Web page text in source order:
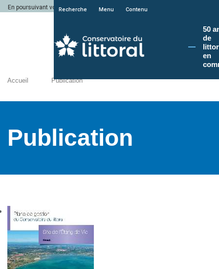
En poursuivant votre navigation sur le site du Conservatoire du littoral, vous
Recherche Menu Contenu
50
de
en
Accueil Publication
Publication